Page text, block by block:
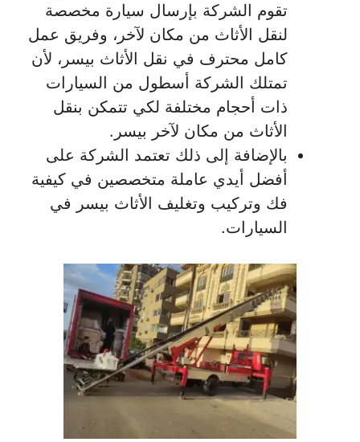
تقوم الشركة بإرسال سيارة مخصصة
لنقل الأثاث من مكان لآخر، وفريق عمل
كامل محترف في نقل الأثاث بيسر، لأن
تمتلك الشركة أسطول من السيارات
ذات أحجام مختلفة لكي تتمكن بنقل
الأثاث من مكان لآخر بيسر.
بالإضافة إلى ذلك تعتمد الشركة على
أفضل أيدي عاملة متخصصين في كيفية
فك وتركيب وتغليف الأثاث بيسر في
السيارات.